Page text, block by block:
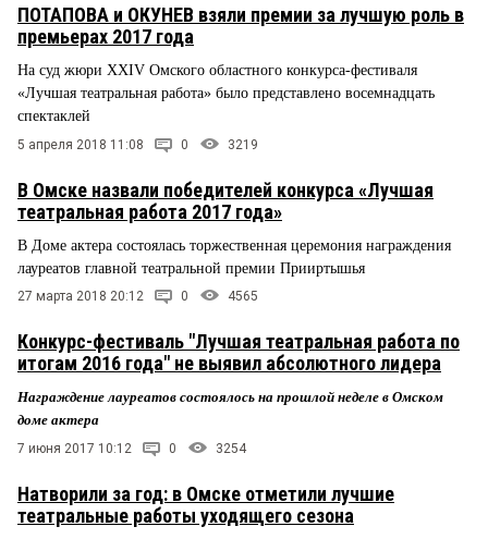
ПОТАПОВА и ОКУНЕВ взяли премии за лучшую роль в
премьерах 2017 года
На суд жюри XXIV Омского областного конкурса-фестиваля
«Лучшая театральная работа» было представлено восемнадцать
спектаклей
5 апреля 2018 11:08 0 3219
В Омске назвали победителей конкурса «Лучшая
театральная работа 2017 года»
В Доме актера состоялась торжественная церемония награждения
лауреатов главной театральной премии Прииртышья
27 марта 2018 20:12 0 4565
Конкурс-фестиваль "Лучшая театральная работа по
итогам 2016 года" не выявил абсолютного лидера
Награждение лауреатов состоялось на прошлой неделе в Омском
доме актера
7 июня 2017 10:12 0 3254
Натворили за год: в Омске отметили лучшие
театральные работы уходящего сезона